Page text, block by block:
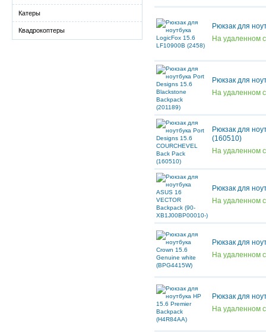
Катеры
Квадрокоптеры
Рюкзак для
На удаленном
Рюкзак для
На удаленном
Рюкзак для
(160510)
На удаленном
Рюкзак для
На удаленном
Рюкзак для
На удаленном
Рюкзак для
На удаленном